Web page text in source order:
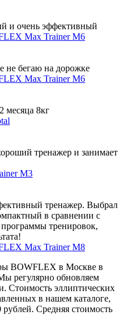
и очень эффективный
Max Trainer M6
не бегаю на дорожке
Max Trainer M6
месяца 8кг
тренажер и занимает
M3
тренажер. Выбрал
в сравнении с
тренировок,
Max Trainer M8
BOWFLEX в Москве в
регулярно обновляем
Стоимость эллиптических
в нашем каталоге,
рублей. Средняя стоимость